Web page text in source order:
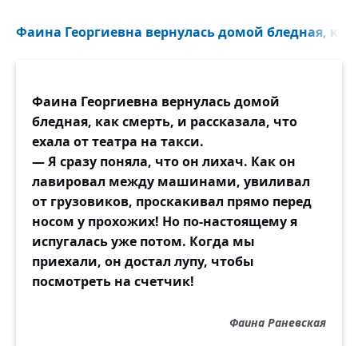
Фаина Георгиевна вернулась домой бледная, как
Фаина Георгиевна вернулась домой
бледная, как смерть, и рассказала, что
ехала от театра на такси.
— Я сразу поняла, что он лихач. Как он
лавировал между машинами, увиливал
от грузовиков, проскакивал прямо перед
носом у прохожих! Но по-настоящему я
испугалась уже потом. Когда мы
приехали, он достал лупу, чтобы
посмотреть на счетчик!
Фаина Раневская